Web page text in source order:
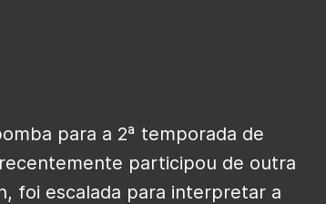
para a 2ª temporada de
participou de outra
foi escalada para interpretar a